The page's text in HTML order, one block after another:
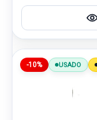
-10% USADO